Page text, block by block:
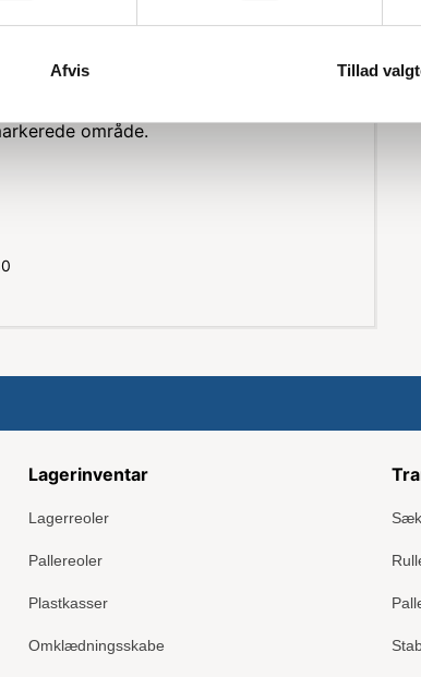
Afvis Tillad
at påsætte markeringen på gulve
RAL 1003 signalgul, som er let at se
område.
Lagerinventar
Lagerreoler
Pallereoler
Plastkasser
Omklædningsskabe